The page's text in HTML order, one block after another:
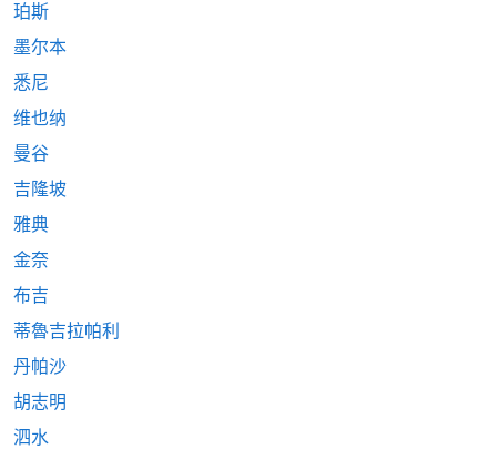
珀斯
墨尔本
悉尼
维也纳
曼谷
吉隆坡
雅典
金奈
布吉
蒂魯吉拉帕利
丹帕沙
胡志明
泗水